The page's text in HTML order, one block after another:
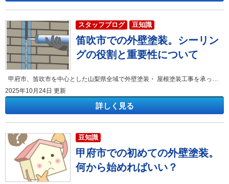
笛吹市での外壁塗装。シーリン
グの役割と重要性について
2025年10月24日 更新
詳しく見る
スタッフブログ 豆知識
甲府市での初めての外壁塗装。
何から始めればいい？
豆知識